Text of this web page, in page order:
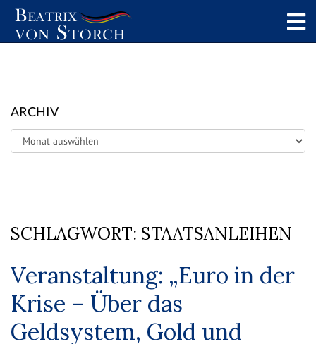
ARCHIV
Archiv
SCHLAGWORT: STAATSANLEIHEN
Veranstaltung: „Euro in der
Krise – Über das
Geldsystem, Gold und